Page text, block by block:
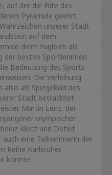
auf der die Elite des
Pyramide geehrt
unserer Stadt
auf dem
dient zugleich als
der besten Sportlerinnen
Bedeutung des Sports
Die Verleihung
also als Spiegelbild des
Stadt betrachtet
Martin Lenz, der
olympischer
Klotz und Detlef
eine Teilnehmerin der
Reihe Karlsruher
konnte.